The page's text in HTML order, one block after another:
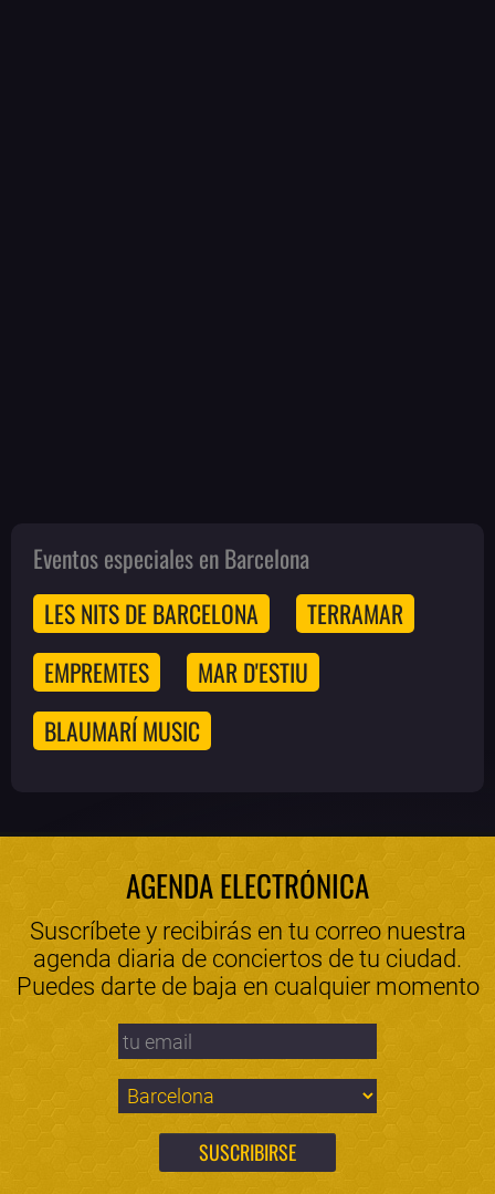
Eventos especiales en Barcelona
LES NITS DE BARCELONA
TERRAMAR
EMPREMTES
MAR D'ESTIU
BLAUMARÍ MUSIC
AGENDA ELECTRÓNICA
Suscríbete y recibirás en tu correo nuestra
agenda diaria de conciertos de tu ciudad.
Puedes darte de baja en cualquier momento